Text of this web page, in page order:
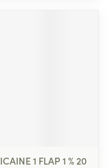
1 FLAP 1 % 20